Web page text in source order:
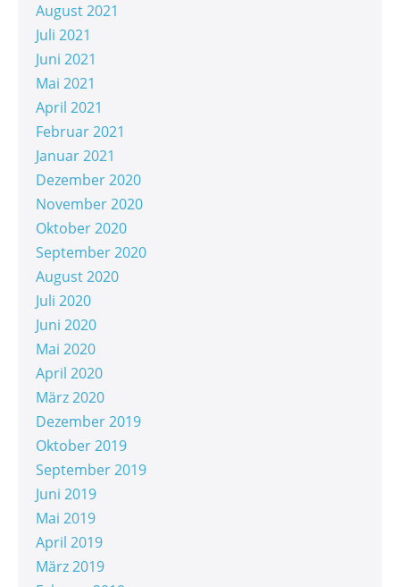
August 2021
Juli 2021
Juni 2021
Mai 2021
April 2021
Februar 2021
Januar 2021
Dezember 2020
November 2020
Oktober 2020
September 2020
August 2020
Juli 2020
Juni 2020
Mai 2020
April 2020
März 2020
Dezember 2019
Oktober 2019
September 2019
Juni 2019
Mai 2019
April 2019
März 2019